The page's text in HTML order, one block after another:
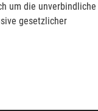
um die unverbindliche
gesetzlicher